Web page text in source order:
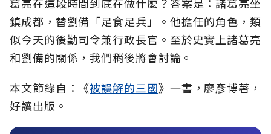
鎮成都，替劉備「足食足兵」。他擔任的角色，類
似今天的後勤司令兼行政長官。至於史實上諸葛亮
和劉備的關係，我們稍後將會討論。
本文節錄自：《被誤解的三國》一書，廖彥博著，
好讀出版。